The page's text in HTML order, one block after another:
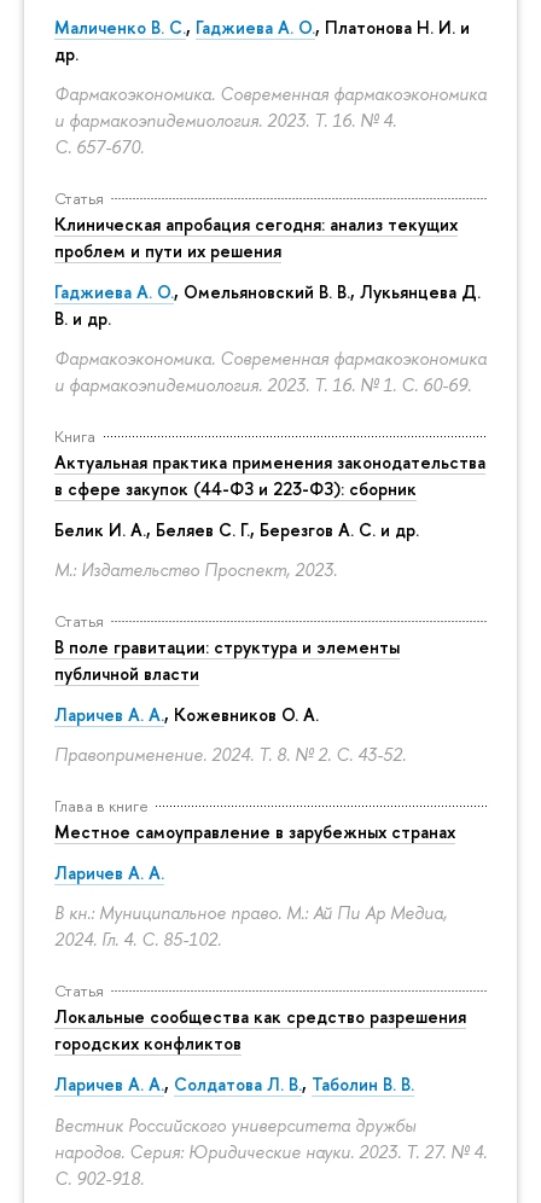
Маличенко В. С., Гаджиева А. О., Платонова Н. И. и
др.
Фармакоэкономика. Современная фармакоэкономика
и фармакоэпидемиология. 2023. Т. 16. № 4.
С. 657-670.
Статья
Клиническая апробация сегодня: анализ текущих
проблем и пути их решения
Гаджиева А. О., Омельяновский В. В., Лукьянцева Д.
В. и др.
Фармакоэкономика. Современная фармакоэкономика
и фармакоэпидемиология. 2023. Т. 16. № 1. С. 60-69.
Книга
Актуальная практика применения законодательства
в сфере закупок (44-ФЗ и 223-ФЗ): сборник
Белик И. А., Беляев С. Г., Березгов А. С. и др.
М.: Издательство Проспект, 2023.
Статья
В поле гравитации: структура и элементы
публичной власти
Ларичев А. А., Кожевников О. А.
Правоприменение. 2024. Т. 8. № 2. С. 43-52.
Глава в книге
Местное самоуправление в зарубежных странах
Ларичев А. А.
В кн.: Муниципальное право. М.: Ай Пи Ар Медиа,
2024. Гл. 4. С. 85-102.
Статья
Локальные сообщества как средство разрешения
городских конфликтов
Ларичев А. А., Солдатова Л. В., Таболин В. В.
Вестник Российского университета дружбы
народов. Серия: Юридические науки. 2023. Т. 27. № 4.
С. 902-918.